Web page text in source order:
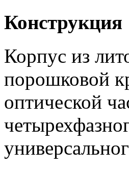
Конструкция
Корпус из
порошковой
оптической